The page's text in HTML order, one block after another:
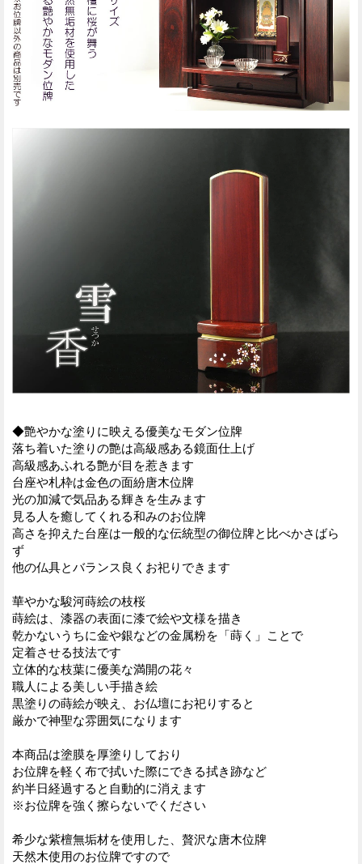
◆艶やかな塗りに映える優美なモダン位牌
落ち着いた塗りの艶は高級感ある鏡面仕上げ
高級感あふれる艶が目を惹きます
台座や札枠は金色の面紛唐木位牌
光の加減で気品ある輝きを生みます
見る人を癒してくれる和みのお位牌
高さを抑えた台座は一般的な伝統型の御位牌と比べかさばら
ず
他の仏具とバランス良くお祀りできます
華やかな駿河蒔絵の枝桜
蒔絵は、漆器の表面に漆で絵や文様を描き
乾かないうちに金や銀などの金属粉を「蒔く」ことで
定着させる技法です
立体的な枝葉に優美な満開の花々
職人による美しい手描き絵
黒塗りの蒔絵が映え、お仏壇にお祀りすると
厳かで神聖な雰囲気になります
本商品は塗膜を厚塗りしており
お位牌を軽く布で拭いた際にできる拭き跡など
約半日経過すると自動的に消えます
※お位牌を強く擦らないでください
希少な紫檀無垢材を使用した、贅沢な唐木位牌
天然木使用のお位牌ですので